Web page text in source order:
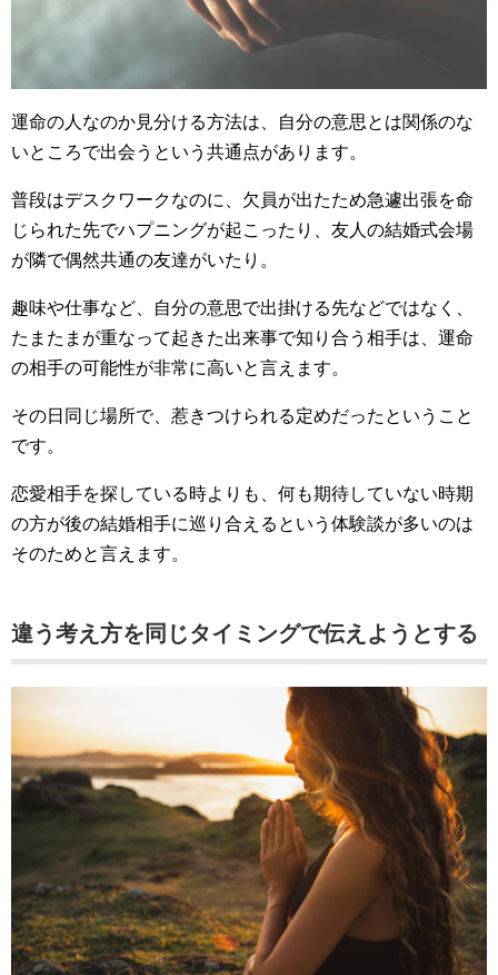
運命の人なのか見分ける方法は、自分の意思とは関係のな
いところで出会うという共通点があります。
普段はデスクワークなのに、欠員が出たため急遽出張を命
じられた先でハプニングが起こったり、友人の結婚式会場
が隣で偶然共通の友達がいたり。
趣味や仕事など、自分の意思で出掛ける先などではなく、
たまたまが重なって起きた出来事で知り合う相手は、運命
の相手の可能性が非常に高いと言えます。
その日同じ場所で、惹きつけられる定めだったということ
です。
恋愛相手を探している時よりも、何も期待していない時期
の方が後の結婚相手に巡り合えるという体験談が多いのは
そのためと言えます。
違う考え方を同じタイミングで伝えようとする